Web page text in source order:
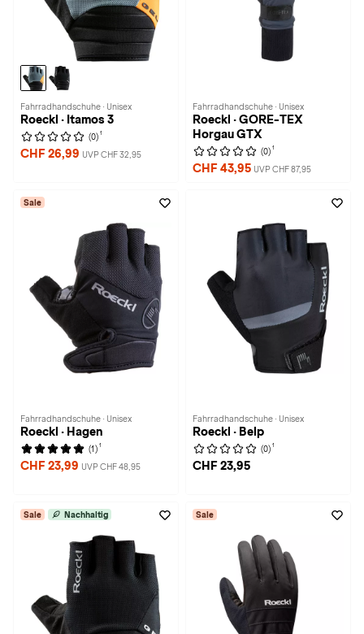
Fahrradhandschuhe · Unisex
Roeckl · Itamos 3
(0) 1
CHF 26,99 UVP CHF 32,95
Fahrradhandschuhe · Unisex
Roeckl · GORE-TEX
Horgau GTX
(0) 1
CHF 43,95 UVP CHF 87,95
Sale
Fahrradhandschuhe · Unisex
Roeckl · Hagen
(1) 1
CHF 23,99 UVP CHF 48,95
Fahrradhandschuhe · Unisex
Roeckl · Belp
(0) 1
CHF 23,95
Sale Nachhaltig Sale